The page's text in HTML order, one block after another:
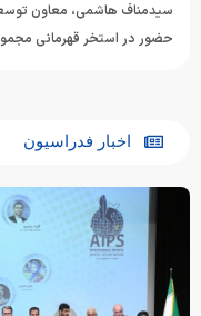
سیدمناف هاشمی، معاون
حضور در استخر قهرمانی
اخبار فدراسیون